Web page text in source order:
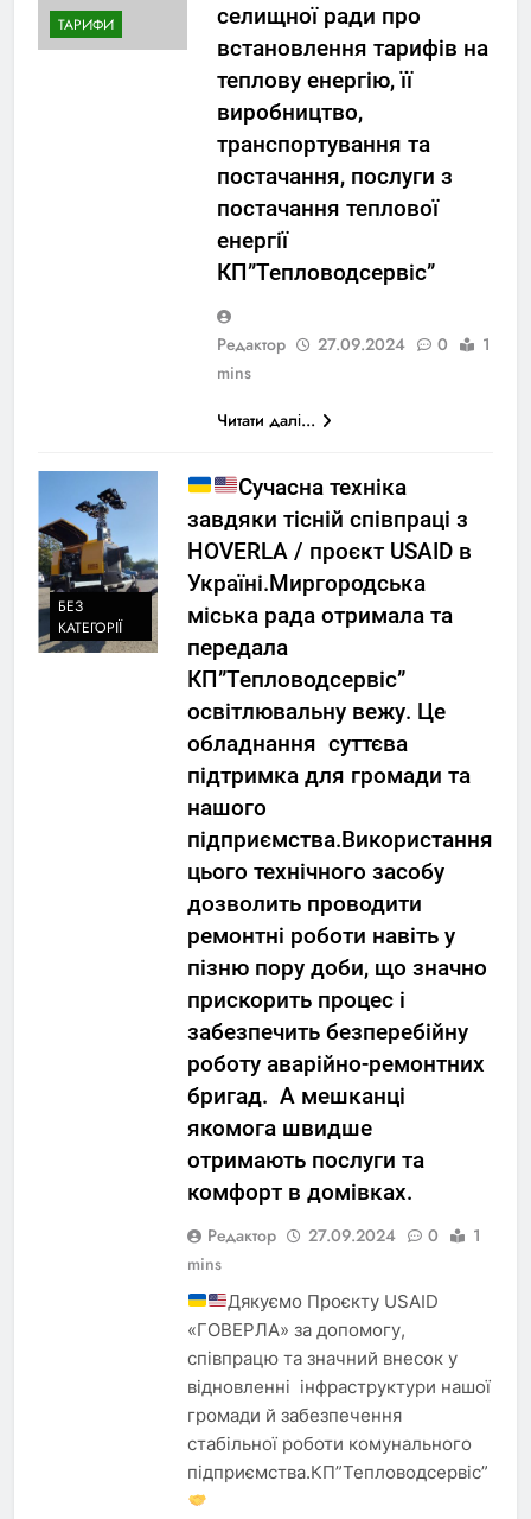
ТАРИФИ
селищної ради про
встановлення тарифів на
теплову енергію, її
виробництво,
транспортування та
постачання, послуги з
постачання теплової
енергії
КП”Тепловодсервіс”
Редактор 27.09.2024 0
1
mins
Читати далі...
БЕЗ
КАТЕГОРІЇ
Сучасна техніка
завдяки тісній співпраці з
HOVERLA / проєкт USAID в
Україні.Миргородська
міська рада отримала та
передала
КП”Тепловодсервіс”
освітлювальну вежу. Це
обладнання суттєва
підтримка для громади та
нашого
підприємства.Використання
цього технічного засобу
дозволить проводити
ремонтні роботи навіть у
пізню пору доби, що значно
прискорить процес і
забезпечить безперебійну
роботу аварійно-ремонтних
бригад. А мешканці
якомога швидше
отримають послуги та
комфорт в домівках.
Редактор 27.09.2024 0
1
mins
Дякуємо Проєкту USAID
«ГОВЕРЛА» за допомогу,
співпрацю та значний внесок у
відновленні інфраструктури нашої
громади й забезпечення
стабільної роботи комунального
підприємства.КП”Тепловодсервіс”